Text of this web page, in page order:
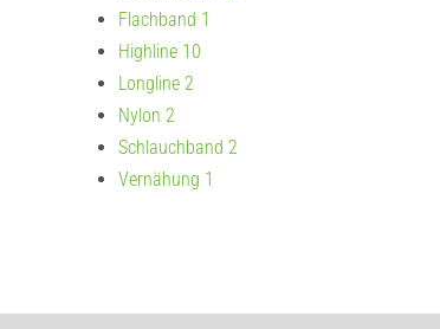
Flachband 1
Highline 10
Longline 2
Nylon 2
Schlauchband 2
Vernähung 1